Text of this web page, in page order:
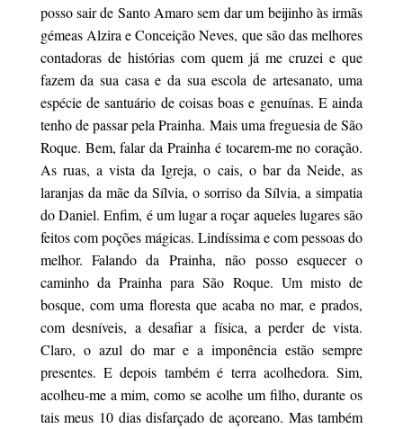
posso sair de Santo Amaro sem dar um beijinho às irmãs
gémeas Alzira e Conceição Neves, que são das melhores
contadoras de histórias com quem já me cruzei e que
fazem da sua casa e da sua escola de artesanato, uma
espécie de santuário de coisas boas e genuínas. E ainda
tenho de passar pela Prainha. Mais uma freguesia de São
Roque. Bem, falar da Prainha é tocarem-me no coração.
As ruas, a vista da Igreja, o cais, o bar da Neide, as
laranjas da mãe da Sílvia, o sorriso da Sílvia, a simpatia
do Daniel. Enfim, é um lugar a roçar aqueles lugares são
feitos com poções mágicas. Lindíssima e com pessoas do
melhor. Falando da Prainha, não posso esquecer o
caminho da Prainha para São Roque. Um misto de
bosque, com uma floresta que acaba no mar, e prados,
com desníveis, a desafiar a física, a perder de vista.
Claro, o azul do mar e a imponência estão sempre
presentes. E depois também é terra acolhedora. Sim,
acolheu-me a mim, como se acolhe um filho, durante os
tais meus 10 dias disfarçado de açoreano. Mas também